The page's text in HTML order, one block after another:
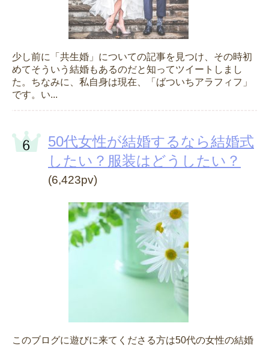
少し前に「共生婚」についての記事を見つけ、その時初
めてそういう結婚もあるのだと知ってツイートしまし
た。ちなみに、私自身は現在、「ばついちアラフィフ」
です。い...
50代女性が結婚するなら結婚式
したい？服装はどうしたい？
(6,423pv)
このブログに遊びに来てくださる方は50代の女性の結婚